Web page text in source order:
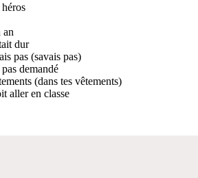
an
dur
pas (savais pas)
demandé
(dans tes vêtements)
aller en classe